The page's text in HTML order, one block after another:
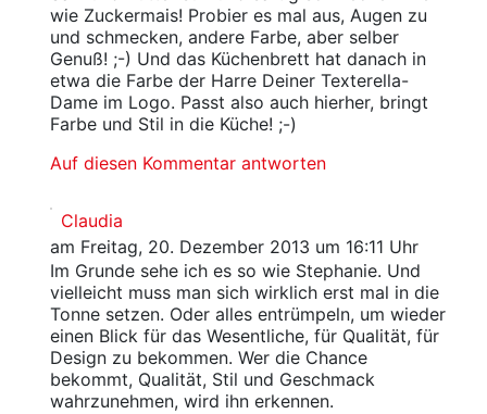
wie Zuckermais! Probier es mal aus, Augen zu
und schmecken, andere Farbe, aber selber
Genuß! ;-) Und das Küchenbrett hat danach in
etwa die Farbe der Harre Deiner Texterella-
Dame im Logo. Passt also auch hierher, bringt
Farbe und Stil in die Küche! ;-)
Auf diesen Kommentar antworten
Claudia
am Freitag, 20. Dezember 2013 um 16:11 Uhr
Im Grunde sehe ich es so wie Stephanie. Und
vielleicht muss man sich wirklich erst mal in die
Tonne setzen. Oder alles entrümpeln, um wieder
einen Blick für das Wesentliche, für Qualität, für
Design zu bekommen. Wer die Chance
bekommt, Qualität, Stil und Geschmack
wahrzunehmen, wird ihn erkennen.